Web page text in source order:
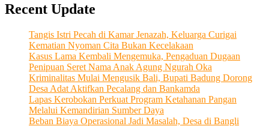
Pandemi,
Perbanyaklah
Sedekah
dari
Hati
Recent Update
Tangis Istri Pecah di Kamar Jenazah, Keluarga Curigai
Kematian Nyoman Cita Bukan Kecelakaan
Kasus Lama Kembali Mengemuka, Pengaduan Dugaan
Penipuan Seret Nama Anak Agung Ngurah Oka
Kriminalitas Mulai Mengusik Bali, Bupati Badung Dorong
Desa Adat Aktifkan Pecalang dan Bankamda
Lapas Kerobokan Perkuat Program Ketahanan Pangan
Melalui Kemandirian Sumber Daya
Beban Biaya Operasional Jadi Masalah, Desa di Bangli